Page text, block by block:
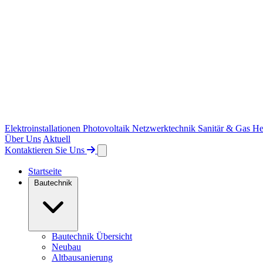
Elektroinstallationen Photovoltaik Netzwerktechnik Sanitär & Gas
Über Uns Aktuell
Kontaktieren Sie Uns
Startseite
Bautechnik
Bautechnik Übersicht
Neubau
Altbausanierung